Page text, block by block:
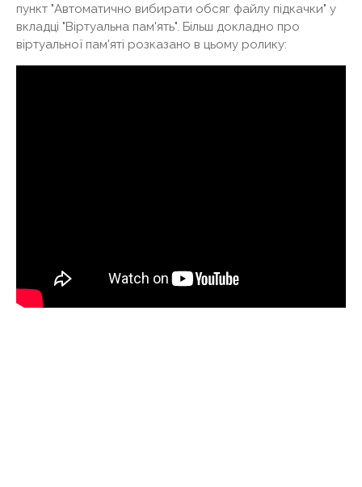
пункт "Автоматично вибирати обсяг файлу підкачки" у
вкладці "Віртуальна пам'ять". Більш докладно про
віртуальної пам'яті розказано в цьому ролику: